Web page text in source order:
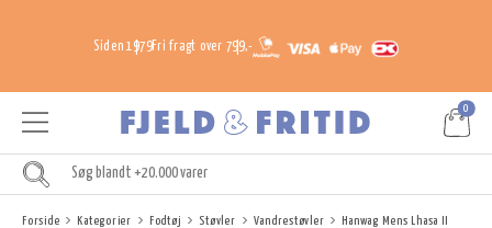
Siden 1979Fri fragt over 799,-
0
Forside Kategorier Fodtøj Støvler Vandrestøvler Hanwag Mens Lhasa II